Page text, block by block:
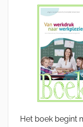
Het boek begint